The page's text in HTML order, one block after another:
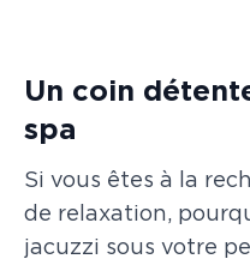
Un coin
spa
Si vous êtes à la
de relaxation,
jacuzzi sous votre